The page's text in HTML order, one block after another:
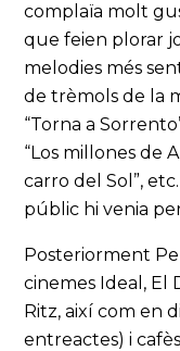
complaïa molt
que feien plorar
melodies més
de trèmols de la
“Torna a
“Los millones de
carro del Sol”,
públic hi venia per
Posteriorment
cinemes Ideal, El
Ritz, així com en
entreactes) i